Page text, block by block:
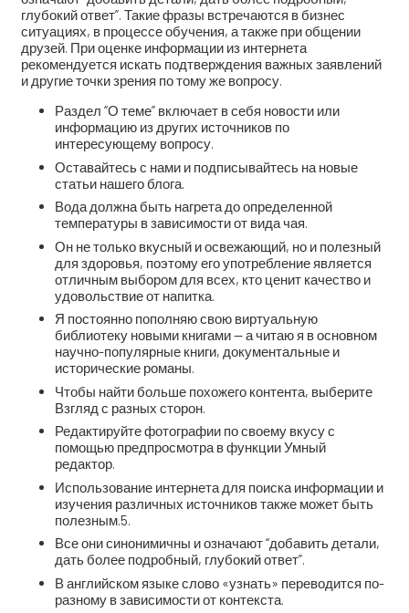
глубокий ответ”. Такие фразы встречаются в бизнес
ситуациях, в процессе обучения, а также при общении
друзей. При оценке информации из интернета
рекомендуется искать подтверждения важных заявлений
и другие точки зрения по тому же вопросу.
Раздел “О теме” включает в себя новости или
информацию из других источников по
интересующему вопросу.
Оставайтесь с нами и подписывайтесь на новые
статьи нашего блога.
Вода должна быть нагрета до определенной
температуры в зависимости от вида чая.
Он не только вкусный и освежающий, но и полезный
для здоровья, поэтому его употребление является
отличным выбором для всех, кто ценит качество и
удовольствие от напитка.
Я постоянно пополняю свою виртуальную
библиотеку новыми книгами — а читаю я в основном
научно-популярные книги, документальные и
исторические романы.
Чтобы найти больше похожего контента, выберите
Взгляд с разных сторон.
Редактируйте фотографии по своему вкусу с
помощью предпросмотра в функции Умный
редактор.
Использование интернета для поиска информации и
изучения различных источников также может быть
полезным.5.
Все они синонимичны и означают “добавить детали,
дать более подробный, глубокий ответ”.
В английском языке слово «узнать» переводится по-
разному в зависимости от контекста.